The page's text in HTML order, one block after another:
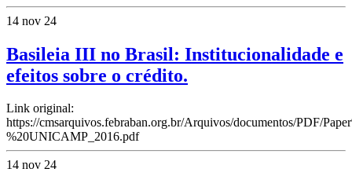
14 nov 24
Basileia III no Brasil: Institucionalidade e
efeitos sobre o crédito.
Link original:
https://cmsarquivos.febraban.org.br/Arquivos/documentos/PDF/
%20UNICAMP_2016.pdf
14 nov 24